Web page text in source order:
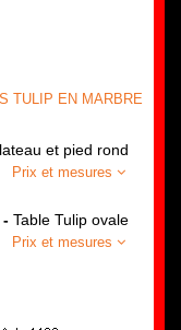
TULIP EN MARBRE
et pied rond
Prix et mesures
- Table Tulip ovale
Prix et mesures